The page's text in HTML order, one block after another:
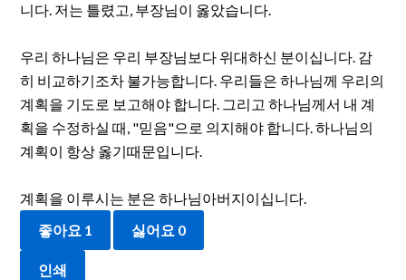
니다. 저는 틀렸고, 부장님이 옳았습니다.
우리 하나님은 우리 부장님보다 위대하신 분이십니다. 감
히 비교하기조차 불가능합니다. 우리들은 하나님께 우리의
계획을 기도로 보고해야 합니다. 그리고 하나님께서 내 계
획을 수정하실 때, "믿음"으로 의지해야 합니다. 하나님의
계획이 항상 옳기때문입니다.
계획을 이루시는 분은 하나님아버지이십니다.
좋아요 1 싫어요 0
인쇄